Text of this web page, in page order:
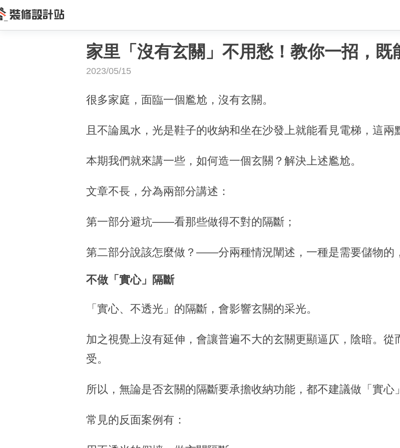
家里「沒有玄關」不用愁！教你一招，既
2023/05/15
很多家庭，面臨一個尷尬，沒有玄關。
且不論風水，光是鞋子的收納和坐在沙發上就能看見電梯，這兩
本期我們就來講一些，如何造一個玄關？解決上述尷尬。
文章不長，分為兩部分講述：
第一部分避坑——看那些做得不對的隔斷；
第二部分說該怎麼做？——分兩種情況闡述，一種是需要儲物的
不做「實心」隔斷
「實心、不透光」的隔斷，會影響玄關的采光。
加之視覺上沒有延伸，會讓普遍不大的玄關更顯逼仄，陰暗。
受。
所以，無論是否玄關的隔斷要承擔收納功能，都不建議做「實心
常見的反面案例有：